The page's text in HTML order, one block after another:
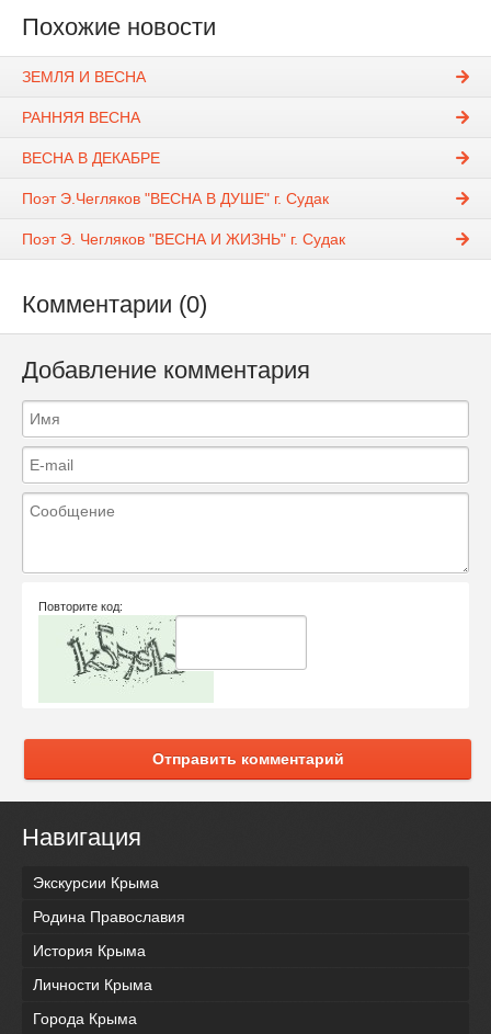
Похожие новости
ЗЕМЛЯ И ВЕСНА
РАННЯЯ ВЕСНА
ВЕСНА В ДЕКАБРЕ
Поэт Э.Чегляков "ВЕСНА В ДУШЕ" г. Судак
Поэт Э. Чегляков "ВЕСНА И ЖИЗНЬ" г. Судак
Комментарии (0)
Добавление комментария
Повторите код:
Отправить комментарий
Навигация
Экскурсии Крыма
Родина Православия
История Крыма
Личности Крыма
Города Крыма